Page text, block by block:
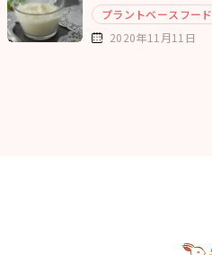
プラントベースフード
2020年11月11日